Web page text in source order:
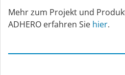
Mehr zum Projekt und
ADHERO erfahren Sie hier.